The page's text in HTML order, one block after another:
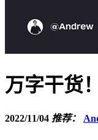
万字干货
2022/11/04 推荐：